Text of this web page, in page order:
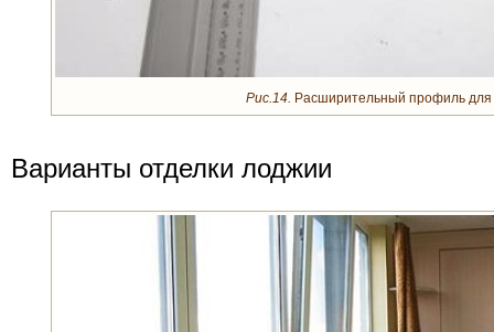
Рис.14. Расширительный профиль для
Варианты отделки лоджии